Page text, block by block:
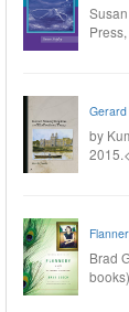
Gerard
by
Brad